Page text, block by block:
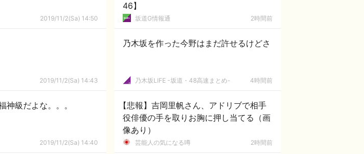
2019/11/2(Sa) 14:50
2019/11/2(Sa) 14:43
神級だよな。。。
2019/11/2(Sa) 14:40
46】
坂道G情報通 2時間前
乃木坂を作った今野はまだ許せるけどさ
乃木坂LIFE -坂道・48高速まとめ- 4時間前
【悲報】吉岡里帆さん、アドリブで相手
役俳優の手を取りお胸に押し当てる（画
像あり）
芸能人の気になる噂 2時間前